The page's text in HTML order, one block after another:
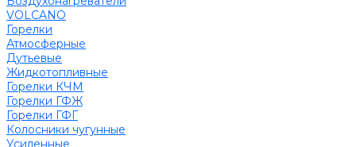
VOLCANO
Горелки
Атмосферные
Дутьевые
Жидкотопливные
Горелки КЧМ
Горелки ГФЖ
Горелки ГФГ
Колосники чугунные
Усиленные